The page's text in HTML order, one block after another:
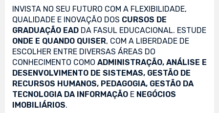
INVISTA NO SEU FUTURO COM A FLEXIBILIDADE,
QUALIDADE E INOVAÇÃO DOS CURSOS DE
GRADUAÇÃO EAD DA FASUL EDUCACIONAL. ESTUDE
ONDE E QUANDO QUISER, COM A LIBERDADE DE
ESCOLHER ENTRE DIVERSAS ÁREAS DO
CONHECIMENTO COMO ADMINISTRAÇÃO, ANÁLISE E
DESENVOLVIMENTO DE SISTEMAS, GESTÃO DE
RECURSOS HUMANOS, PEDAGOGIA, GESTÃO DA
TECNOLOGIA DA INFORMAÇÃO E NEGÓCIOS
IMOBILIÁRIOS.